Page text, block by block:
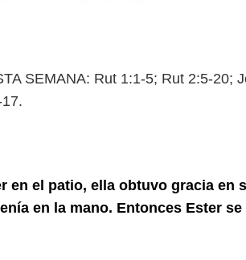
SEMANA: Rut 1:1-5; Rut 2:5-20;
en el patio, ella obtuvo gracia en
en la mano. Entonces Ester